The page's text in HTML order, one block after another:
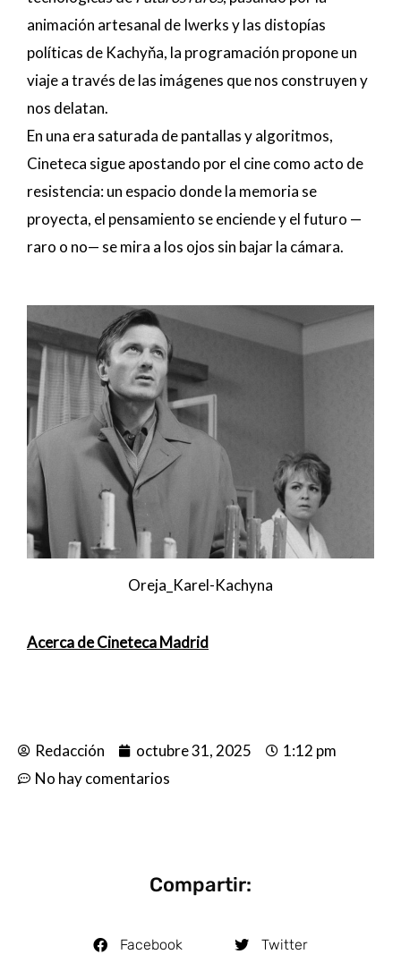
animación artesanal de Iwerks y las distopías
políticas de Kachyňa, la programación propone un
viaje a través de las imágenes que nos construyen y
nos delatan.
En una era saturada de pantallas y algoritmos,
Cineteca sigue apostando por el cine como acto de
resistencia: un espacio donde la memoria se
proyecta, el pensamiento se enciende y el futuro —
raro o no— se mira a los ojos sin bajar la cámara.
Oreja_Karel-Kachyna
Acerca de Cineteca Madrid
Redacción octubre 31, 2025
1:12 pm
No hay comentarios
Compartir:
Facebook Twitter